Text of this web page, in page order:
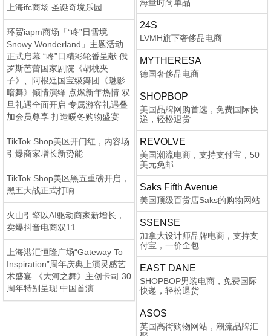
上海ifc商场 圣诞奇境乐园
环贸iapm商场「“咚”日雪境
Snowy Wonderland」主题活动
正式启幕 “咚”日精彩轮番呈献 俄
罗斯芭蕾国家剧院《胡桃夹
子》、阿根廷国宝级舞团《魅影
暗舞》倾情演绎 点燃新年热情 双
旦礼遇全面开启 专属游客礼遇叠
加会员尊享 打造暖冬购物盛宴
TikTok Shop美区开门红，内容场
引爆商家增长新势能
TikTok Shop美区黑五重磅开启，
黑五大战正式打响
火山引擎以AI驱动商家新增长，
卖爆抖音电商双11
上海港汇恒隆广场“Gateway To
Inspiration”周年庆典上演灵感艺
术盛宴 《大河之舞》主创卡司 30
周年特别呈现 中国首演
海量时尚单品
24S
LVMH旗下奢侈品电商
MYTHERESA
德国奢侈品电商
SHOPBOP
美国品牌网购首选，免费国际快
递，轻松退货
REVOLVE
美国潮流电商，支持支付宝，50
美元免邮
Saks Fifth Avenue
美国顶级百货店Saks的购物网站
SSENSE
加拿大设计师品牌电商，支持支
付宝，一价全包
EAST DANE
SHOPBOP男装电商，免费国际
快递，轻松退货
ASOS
英国高街购物网站，潮流品牌汇